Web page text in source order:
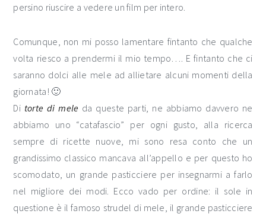
persino riuscire a vedere un film per intero.
Comunque, non mi posso lamentare fintanto che qualche
volta riesco a prendermi il mio tempo…. E fintanto che ci
saranno dolci alle mele ad allietare alcuni momenti della
giornata! 🙂
Di torte di mele da queste parti, ne abbiamo davvero ne
abbiamo uno “catafascio” per ogni gusto, alla ricerca
sempre di ricette nuove, mi sono resa conto che un
grandissimo classico mancava all’appello e per questo ho
scomodato, un grande pasticciere per insegnarmi a farlo
nel migliore dei modi. Ecco vado per ordine: il sole in
questione è il famoso strudel di mele, il grande pasticciere